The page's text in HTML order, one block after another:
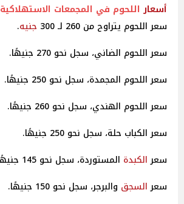
أسعاراللحوم في المجمعات الاستهلاكية
سعر اللحوم يتراوح من 260 لـ 300
جنيه.
سعر اللحوم الضاني، سجل نحو 270 جنيهًا.
سعر اللحوم المجمدة، سجل نحو 250 جنيهًا.
سعر اللحوم الهندي، سجل نحو 260 جنيهًا.
سعر الكباب حلة، سجل نحو 250 جنيهًا.
سعرالكبدة المستوردة، سجل نحو 145 جنيهًا.
سعرالسجق والبرجر، سجل نحو 150 جنيهًا.